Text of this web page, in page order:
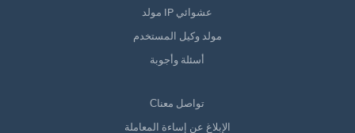
مولد IP عشوائي
مولد وكيل المستخدم
أسئلة وأجوبة
Сتواصل معنا
الإبلاغ عن إساءة المعاملة